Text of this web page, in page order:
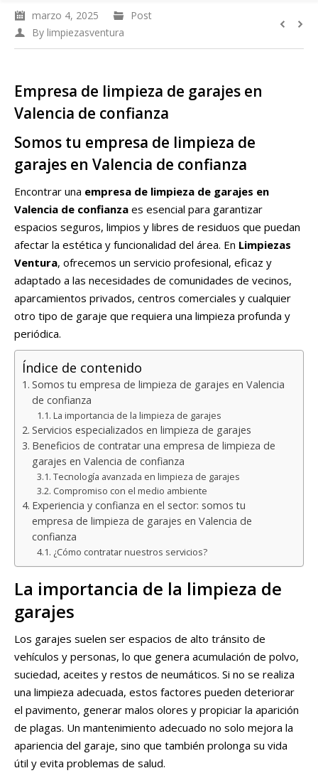
marzo 4, 2025
Post
By limpiezasventura
Empresa de limpieza de garajes en
Valencia de confianza
Somos tu empresa de limpieza de
garajes en Valencia de confianza
Encontrar una empresa de limpieza de garajes en
Valencia de confianza es esencial para garantizar
espacios seguros, limpios y libres de residuos que puedan
afectar la estética y funcionalidad del área. En Limpiezas
Ventura, ofrecemos un servicio profesional, eficaz y
adaptado a las necesidades de comunidades de vecinos,
aparcamientos privados, centros comerciales y cualquier
otro tipo de garaje que requiera una limpieza profunda y
periódica.
Índice de contenido
Somos tu empresa de limpieza de garajes en Valencia
de confianza
La importancia de la limpieza de garajes
Servicios especializados en limpieza de garajes
Beneficios de contratar una empresa de limpieza de
garajes en Valencia de confianza
Tecnología avanzada en limpieza de garajes
Compromiso con el medio ambiente
Experiencia y confianza en el sector: somos tu
empresa de limpieza de garajes en Valencia de
confianza
¿Cómo contratar nuestros servicios?
La importancia de la limpieza de
garajes
Los garajes suelen ser espacios de alto tránsito de
vehículos y personas, lo que genera acumulación de polvo,
suciedad, aceites y restos de neumáticos. Si no se realiza
una limpieza adecuada, estos factores pueden deteriorar
el pavimento, generar malos olores y propiciar la aparición
de plagas. Un mantenimiento adecuado no solo mejora la
apariencia del garaje, sino que también prolonga su vida
útil y evita problemas de salud.